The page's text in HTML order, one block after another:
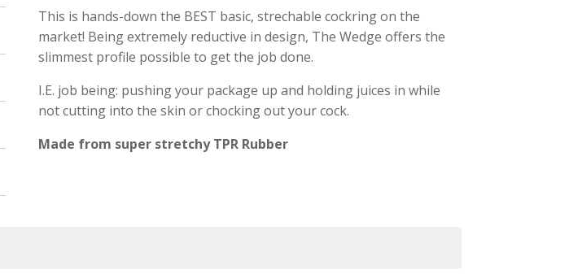
This is hands-down the BEST basic, strechable cockring on the
market! Being extremely reductive in design, The Wedge offers the
slimmest profile possible to get the job done.
I.E. job being: pushing your package up and holding juices in while
not cutting into the skin or chocking out your cock.
Made from super stretchy TPR Rubber